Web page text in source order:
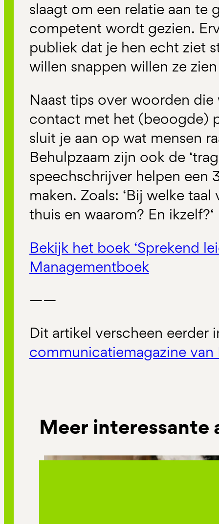
slaagt om een relatie aan te
competent wordt gezien.
publiek dat je hen echt ziet
willen snappen willen ze
Naast tips over woorden
contact met het (beoogde)
sluit je aan op wat mensen
Behulpzaam zijn ook de
speechschrijver helpen een
maken. Zoals: ‘Bij welke
thuis en waarom? En ikzelf?‘
Bekijk het boek ‘Sprekend
Managementboek
——
Dit artikel verscheen eerder
communicatiemagazine van
Meer interessante